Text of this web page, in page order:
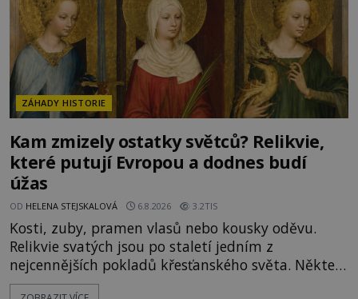
ZÁHADY HISTORIE
Kam zmizely ostatky světců? Relikvie,
které putují Evropou a dodnes budí
úžas
OD HELENA STEJSKALOVÁ 6.8.2026 3.2TIS
Kosti, zuby, pramen vlasů nebo kousky oděvu.
Relikvie svatých jsou po staletí jedním z
nejcennějších pokladů křesťanského světa. Některé
mají pečlivě doloženou historii, jiné provází